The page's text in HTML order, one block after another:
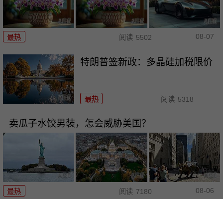
最热 阅读 5502 08-07
特朗普签新政：多晶硅加税限价
最热 阅读 5318
卖瓜子水饺男装，怎会威胁美国？
最热 阅读 7180 08-06